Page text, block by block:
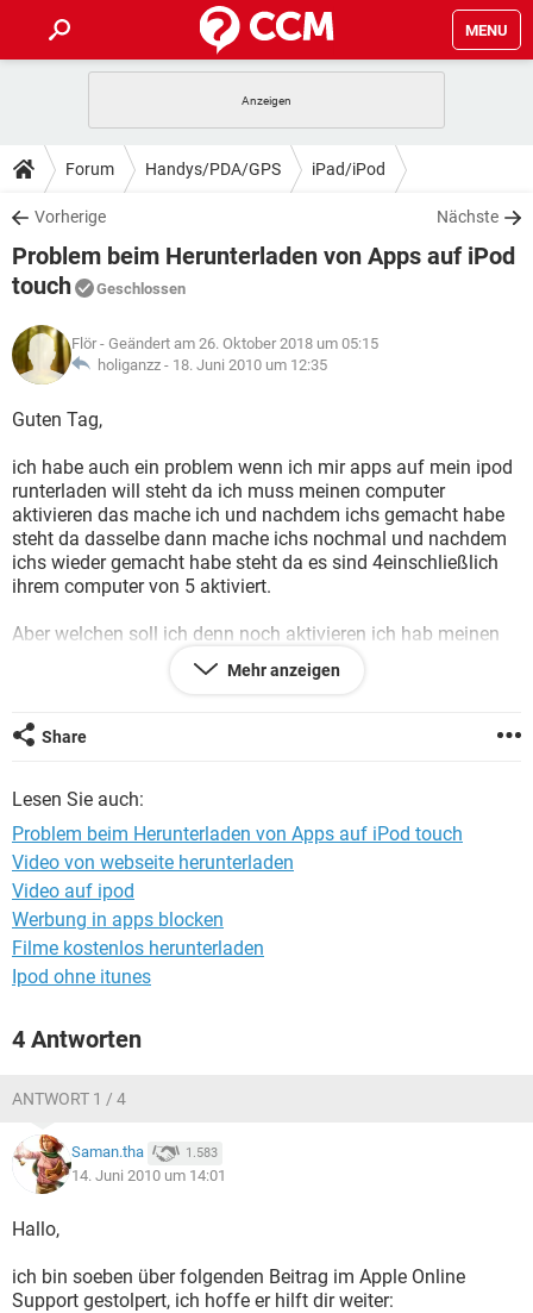
MENU
ANDROID IOS
WINDOWS 10
WHATSAPP TIKTOK
FACEBOOK
TIPPS & TRICKS
SPIELE STREAMING
WINDOWS 10
FACEBOOK HARDWARE
DOWNLOADS
SPIELE STREAMING
ANDROID
WINDOWS 10 INSTAGRAM
WHATSAPP
FACEBOOK
FORUM
ANDROID IOS
FACEBOOK HARDWARE
LEXIKON
SPIELE
ANDROID
WINDOWS 10 INSTAGRAM
WHATSAPP TIKTOK
FACEBOOK HARDWARE
Forum Handys/PDA/GPS iPad/iPod
Vorherige Nächste
Problem beim Herunterladen von Apps auf iPod
touch
Geschlossen
Flör - Geändert am 26. Oktober 2018 um 05:15
holiganzz - 18. Juni 2010 um 12:35
Guten Tag,
ich habe auch ein problem wenn ich mir apps auf mein ipod
runterladen will steht da ich muss meinen computer
aktivieren das mache ich und nachdem ichs gemacht habe
steht da dasselbe dann mache ichs nochmal und nachdem
ichs wieder gemacht habe steht da es sind 4einschließlich
ihrem computer von 5 aktiviert.
Aber welchen soll ich denn noch aktivieren ich hab meinen
doch schon aktiviert???
weil ich bisdahin nicht spielen kann :(
Mehr anzeigen
Share
Lesen Sie auch:
Problem beim Herunterladen von Apps auf iPod touch
Video von webseite herunterladen
Video auf ipod
Werbung in apps blocken
Filme kostenlos herunterladen
Ipod ohne itunes
4 Antworten
ANTWORT 1 / 4
Saman.tha 1.583
14. Juni 2010 um 14:01
Hallo,
ich bin soeben über folgenden Beitrag im Apple Online
Support gestolpert, ich hoffe er hilft dir weiter: